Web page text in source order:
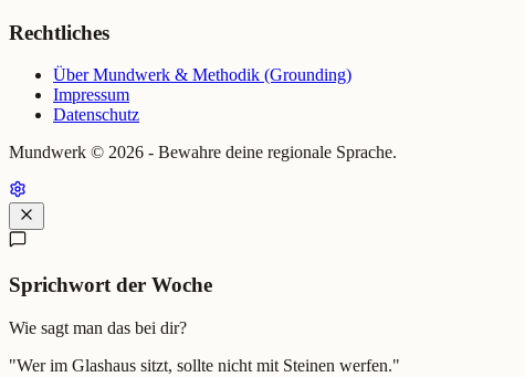
Rechtliches
Über Mundwerk & Methodik (Grounding)
Impressum
Datenschutz
Mundwerk © 2026 - Bewahre deine regionale Sprache.
Sprichwort der Woche
Wie sagt man das bei dir?
"Wer im Glashaus sitzt, sollte nicht mit Steinen werfen."